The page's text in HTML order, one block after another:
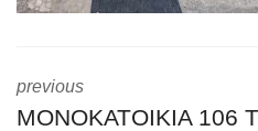
previous
ΜΟΝΟΚΑΤΟΙΚΙΑ 106